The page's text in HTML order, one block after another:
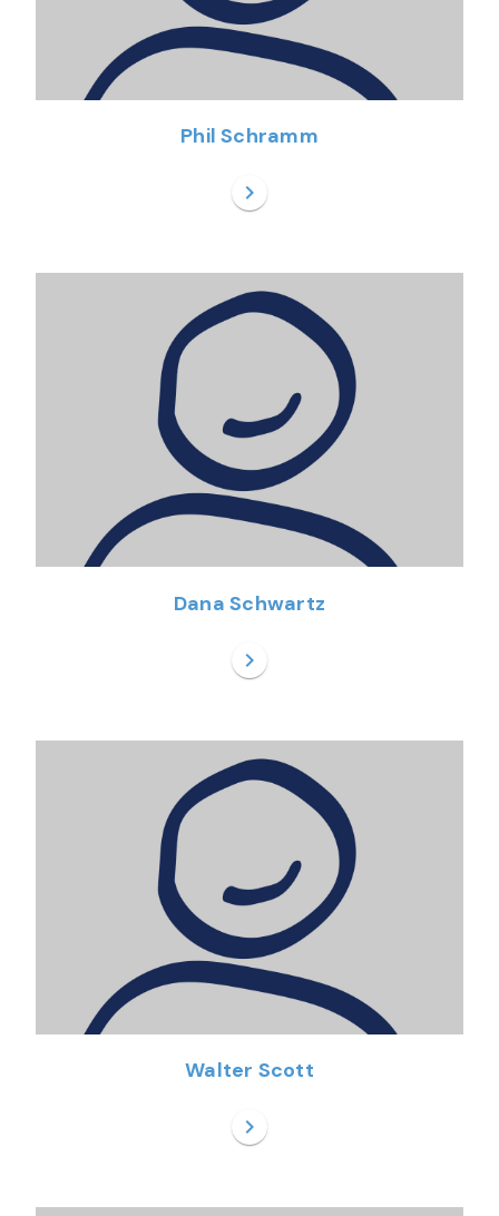
Phil Schramm
chevron_right
Dana Schwartz
chevron_right
Walter Scott
chevron_right